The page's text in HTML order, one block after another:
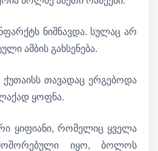
ნიშნავდა. სულაც არ
ამბის გახსენება.
თავადაც ერგებოდა
ყოფნა.
ყიფიანი, რომელიც ყველა
იყო, ბოლოს